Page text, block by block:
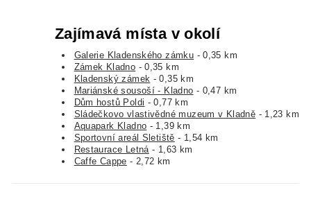
Zajímavá místa v okolí
Galerie Kladenského zámku - 0,35 km
Zámek Kladno - 0,35 km
Kladenský zámek - 0,35 km
Mariánské sousoší - Kladno - 0,47 km
Dům hostů Poldi - 0,77 km
Sládečkovo vlastivědné muzeum v Kladně - 1,23 km
Aquapark Kladno - 1,39 km
Sportovní areál Sletiště - 1,54 km
Restaurace Letná - 1,63 km
Caffe Cappe - 2,72 km